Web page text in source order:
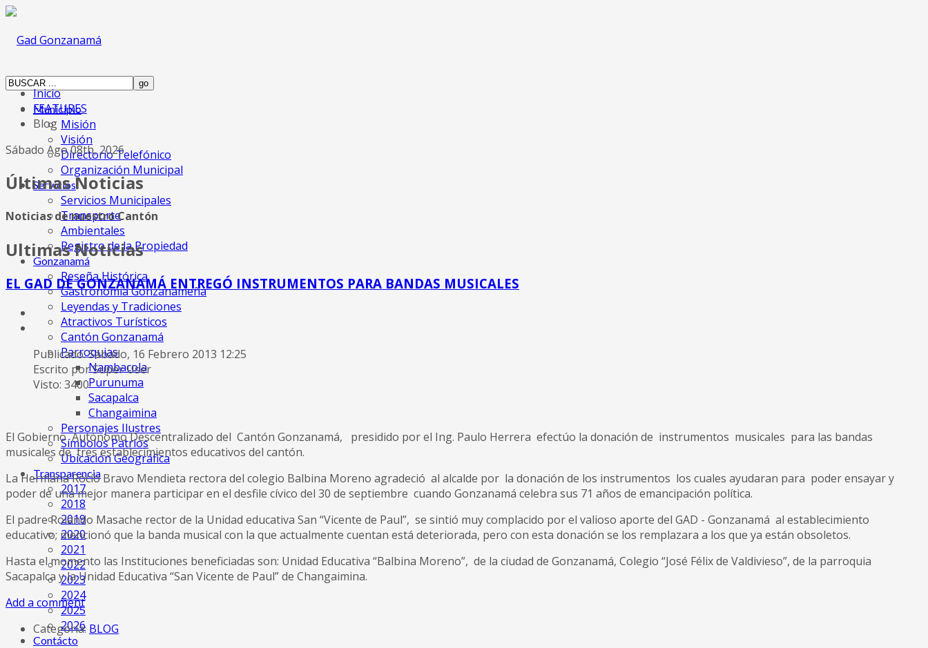
Municipio
Misión
Visión
Directorio Telefónico
Organización Municipal
Servicios
Servicios Municipales
Transporte
Ambientales
Registro de la Propiedad
Gonzanamá
Reseña Histórica
Gastronomia Gonzanameña
Leyendas y Tradiciones
Atractivos Turísticos
Cantón Gonzanamá
Parroquias
Nambacola
Purunuma
Sacapalca
Changaimina
Personajes Ilustres
Símbolos Patrios
Ubicación Geográfica
Transparencia
2017
2018
2019
2020
2021
2022
2023
2024
2025
2026
Contácto
Inicio
FEATURES
Blog
Sábado Ago 08th, 2026
Últimas Noticias
Noticias de nuestro Cantón
Ultimas Noticias
EL GAD DE GONZANAMÁ ENTREGÓ INSTRUMENTOS PARA BANDAS MUSICALES
Publicado: Sábado, 16 Febrero 2013 12:25
Escrito por Super User
Visto: 3400
El Gobierno Autónomo Descentralizado del Cantón Gonzanamá, presidido por el Ing. Paulo Herrera efectúo la donación de instrumentos musicales para las bandas
musicales de tres establecimientos educativos del cantón.
La Hermana Rocío Bravo Mendieta rectora del colegio Balbina Moreno agradeció al alcalde por la donación de los instrumentos los cuales ayudaran para poder ensayar y
poder de una mejor manera participar en el desfile cívico del 30 de septiembre cuando Gonzanamá celebra sus 71 años de emancipación política.
El padre Rolando Masache rector de la Unidad educativa San “Vicente de Paul”, se sintió muy complacido por el valioso aporte del GAD - Gonzanamá al establecimiento
educativo; mencionó que la banda musical con la que actualmente cuentan está deteriorada, pero con esta donación se los remplazara a los que ya están obsoletos.
Hasta el momento las Instituciones beneficiadas son: Unidad Educativa “Balbina Moreno”, de la ciudad de Gonzanamá, Colegio “José Félix de Valdivieso”, de la parroquia
Sacapalca y la Unidad Educativa “San Vicente de Paul” de Changaimina.
Add a comment
Categoría: BLOG